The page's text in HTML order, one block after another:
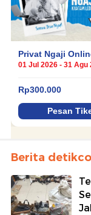
Berita